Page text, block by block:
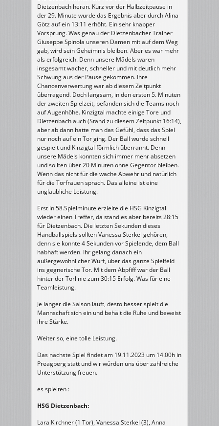
Dietzenbach heran. Kurz vor der Halbzeitpause in
der 29. Minute wurde das Ergebnis aber durch Alina
Götz auf ein 13:11 erhöht. Ein sehr knapper
Vorsprung. Was genau der Dietzenbacher Trainer
Giuseppe Spinola unseren Damen mit auf dem Weg
gab, wird sein Geheimnis bleiben. Aber es war mehr
als erfolgreich. Denn unsere Mädels waren
insgesamt wacher, schneller und mit deutlich mehr
Schwung aus der Pause gekommen. Ihre
Chancenverwertung war ab diesem Zeitpunkt
überragend. Doch langsam, in den ersten 5. Minuten
der zweiten Spielzeit, befanden sich die Teams noch
auf Augenhöhe. Kinzigtal machte einige Tore und
Dietzenbach auch (Stand zu diesem Zeitpunkt 16:14),
aber ab dann hatte man das Gefühl, dass das Spiel
nur noch auf ein Tor ging. Der Ball wurde schnell
gespielt und Kinzigtal förmlich überrannt. Denn
unsere Mädels konnten sich immer mehr absetzen
und sollten über 20 Minuten ohne Gegentor bleiben.
Wenn das nicht für die wache Abwehr und natürlich
für die Torfrauen sprach. Das alleine ist eine
unglaubliche Leistung.
Erst in 58.Spielminute erzielte die HSG Kinzigtal
wieder einen Treffer, da stand es aber bereits 28:15
für Dietzenbach. Die letzten Sekunden dieses
Handballspiels sollten Vanessa Sterkel gehören,
denn sie konnte 4 Sekunden vor Spielende, dem Ball
habhaft werden. Ihr gelang danach ein
außergewöhnlicher Wurf, über das ganze Spielfeld
ins gegnerische Tor. Mit dem Abpfiff war der Ball
hinter der Torlinie zum 30:15 Erfolg. Was für eine
Teamleistung.
Je länger die Saison läuft, desto besser spielt die
Mannschaft sich ein und behält die Ruhe und beweist
ihre Stärke.
Weiter so, eine tolle Leistung.
Das nächste Spiel findet am 19.11.2023 um 14.00h in
Preagberg statt und wir würden uns über zahlreiche
Unterstützung freuen.
es spielten :
HSG Dietzenbach:
Lara Kirchner (1 Tor), Vanessa Sterkel (3), Anna